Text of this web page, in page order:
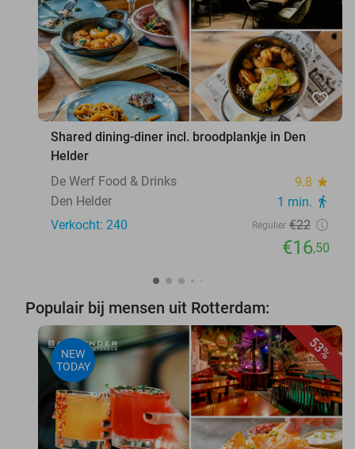
favorite_border
Shared dining-diner incl. broodplankje in Den
Helder
De Werf Food & Drinks
9.8 star
Den Helder 1 min. directions_walk
Verkocht: 240 Regulier €22
€16,50
Populair bij mensen uit Rotterdam:
53%
NEW
TODAY